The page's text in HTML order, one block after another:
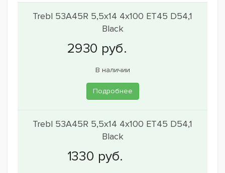
Trebl 53A45R 5,5x14 4x100 ET45 D54,1
Black
В наличии
Подробнее
Trebl 53A45R 5,5x14 4x100 ET45 D54,1
Black